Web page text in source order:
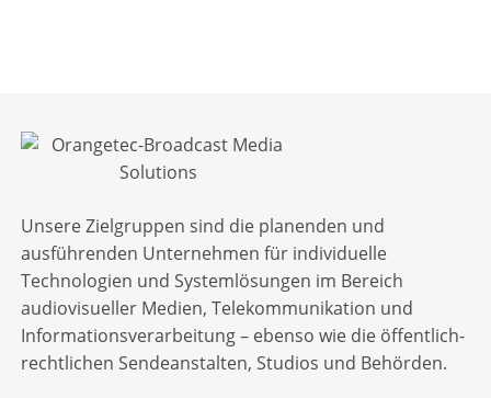
Unsere Zielgruppen sind die planenden und
ausführenden Unternehmen für individuelle
Technologien und Systemlösungen im Bereich
audiovisueller Medien, Telekommunikation und
Informationsverarbeitung – ebenso wie die öffentlich-
rechtlichen Sendeanstalten, Studios und Behörden.